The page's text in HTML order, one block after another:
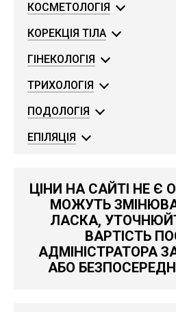
КОСМЕТОЛОГІЯ
КОРЕКЦІЯ ТІЛА
ГІНЕКОЛОГІЯ
ТРИХОЛОГІЯ
ПОДОЛОГІЯ
ЕПІЛЯЦІЯ
ЦІНИ НА САЙТІ НЕ Є
МОЖУТЬ
ЛАСКА,
ВАРТІСТЬ
АДМІНІСТРАТОРА
АБО